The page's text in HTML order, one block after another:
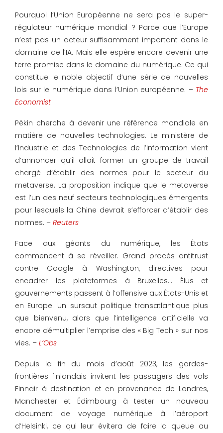
Pourquoi l’Union Européenne ne sera pas le super-
régulateur numérique mondial ? Parce que l’Europe
n’est pas un acteur suffisamment important dans le
domaine de l’IA. Mais elle espère encore devenir une
terre promise dans le domaine du numérique. Ce qui
constitue le noble objectif d’une série de nouvelles
lois sur le numérique dans l’Union européenne. – The
Economist
Pékin cherche à devenir une référence mondiale en
matière de nouvelles technologies. Le ministère de
l’Industrie et des Technologies de l’information vient
d’annoncer qu’il allait former un groupe de travail
chargé d’établir des normes pour le secteur du
metaverse. La proposition indique que le metaverse
est l’un des neuf secteurs technologiques émergents
pour lesquels la Chine devrait s’efforcer d’établir des
normes. – Reuters
Face aux géants du numérique, les États
commencent à se réveiller. Grand procès antitrust
contre Google à Washington, directives pour
encadrer les plateformes à Bruxelles… Élus et
gouvernements passent à l’offensive aux États-Unis et
en Europe. Un sursaut politique transatlantique plus
que bienvenu, alors que l’intelligence artificielle va
encore démultiplier l’emprise des « Big Tech » sur nos
vies. – L’Obs
Depuis la fin du mois d’août 2023, les gardes-
frontières finlandais invitent les passagers des vols
Finnair à destination et en provenance de Londres,
Manchester et Édimbourg à tester un nouveau
document de voyage numérique à l’aéroport
d’Helsinki, ce qui leur évitera de faire la queue au